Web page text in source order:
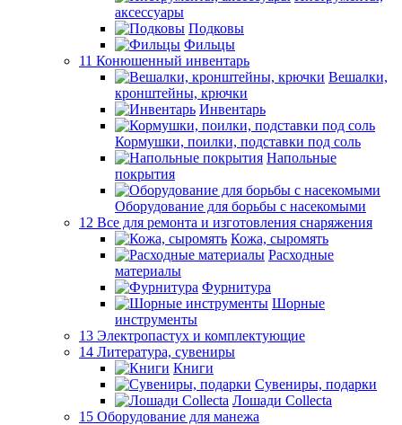
аксессуары
Подковы
Фильцы
11 Конюшенный инвентарь
Вешалки,
кронштейны, крючки
Инвентарь
Кормушки, поилки, подставки под соль
Напольные
покрытия
Оборудование для борьбы с насекомыми
12 Все для ремонта и изготовления снаряжения
Кожа, сыромять
Расходные
материалы
Фурнитура
Шорные
инструменты
13 Электропастух и комплектующие
14 Литература, сувениры
Книги
Сувениры, подарки
Лошади Collecta
15 Оборудование для манежа